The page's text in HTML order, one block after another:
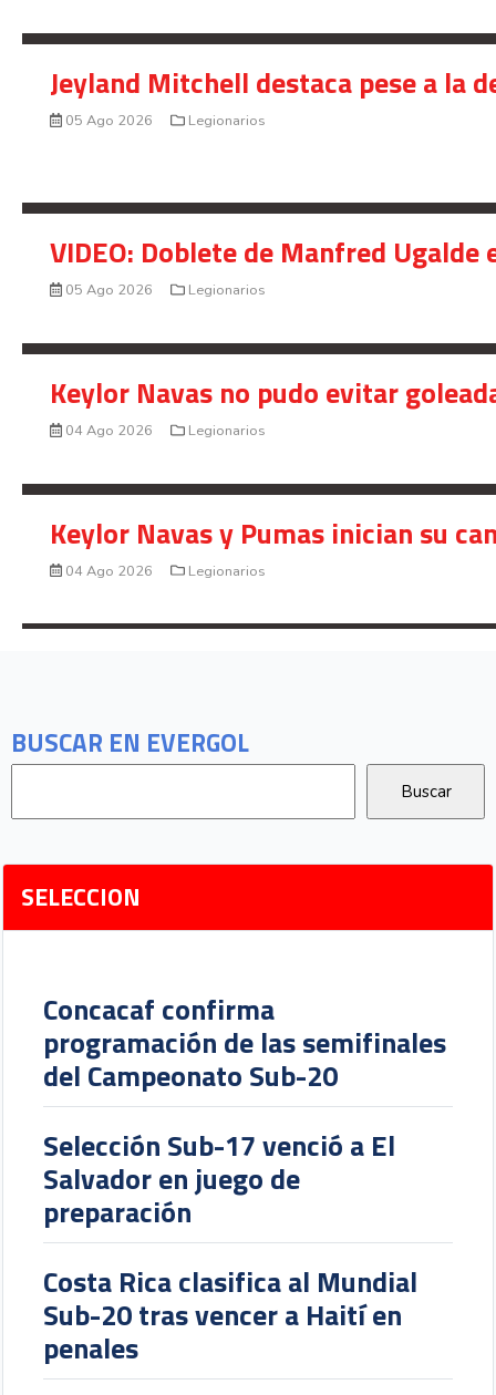
BUSCAR EN EVERGOL
SELECCION
Concacaf confirma
programación de las semifinales
del Campeonato Sub-20
Selección Sub-17 venció a El
Salvador en juego de
preparación
Costa Rica clasifica al Mundial
Sub-20 tras vencer a Haití en
penales
Jeyland Mitchell destaca pese a la
05 Ago 2026 Legionarios
VIDEO: Doblete de Manfred
05 Ago 2026 Legionarios
Keylor Navas no pudo evitar
04 Ago 2026 Legionarios
Keylor Navas y Pumas inician su
04 Ago 2026 Legionarios